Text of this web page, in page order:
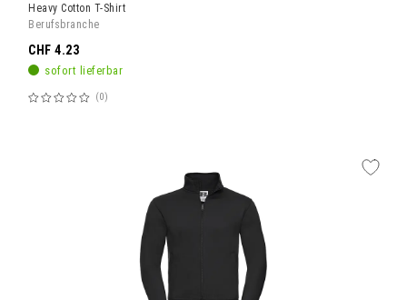
Heavy Cotton T-Shirt
Berufsbranche
sofort lieferbar
Bewertung:
0
CHF 4.23